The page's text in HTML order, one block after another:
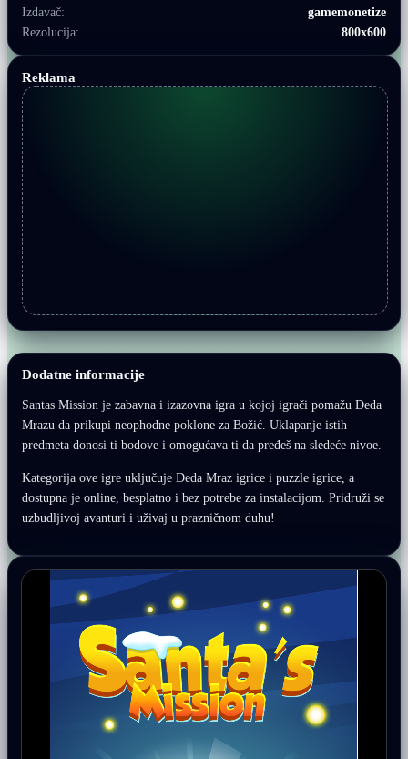
Dodatne informacije
Santas Mission je zabavna i izazovna igra u kojoj igrači pomažu Deda
Mrazu da prikupi neophodne poklone za Božić. Uklapanje istih
predmeta donosi ti bodove i omogućava ti da pređeš na sledeće nivoe.
Kategorija ove igre uključuje Deda Mraz igrice i puzzle igrice, a
dostupna je online, besplatno i bez potrebe za instalacijom. Pridruži se
uzbudljivoj avanturi i uživaj u prazničnom duhu!
Izdavač:
gamemonetize
Rezolucija:
800x600
Reklama